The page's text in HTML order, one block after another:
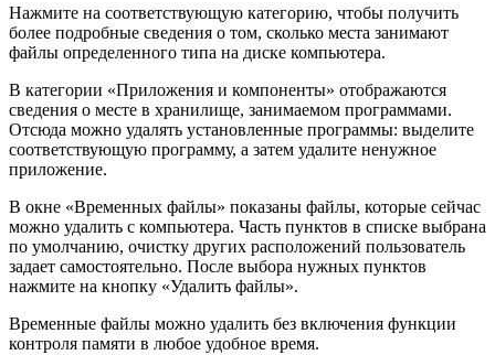
Нажмите на соответствующую категорию, чтобы получить
более подробные сведения о том, сколько места занимают
файлы определенного типа на диске компьютера.
В категории «Приложения и компоненты» отображаются
сведения о месте в хранилище, занимаемом программами.
Отсюда можно удалять установленные программы: выделите
соответствующую программу, а затем удалите ненужное
приложение.
В окне «Временных файлы» показаны файлы, которые сейчас
можно удалить с компьютера. Часть пунктов в списке выбрана
по умолчанию, очистку других расположений пользователь
задает самостоятельно. После выбора нужных пунктов
нажмите на кнопку «Удалить файлы».
Временные файлы можно удалить без включения функции
контроля памяти в любое удобное время.